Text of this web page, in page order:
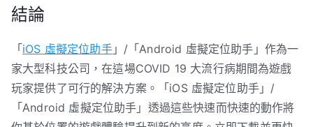
結論
「iOS 虛擬定位助手」/「Android 虛擬定位助手」作為一
家大型科技公司，在這場COVID 19 大流行病期間為遊戲
玩家提供了可行的解決方案。「iOS 虛擬定位助手」/
「Android 虛擬定位助手」透過這些快速而快速的動作將